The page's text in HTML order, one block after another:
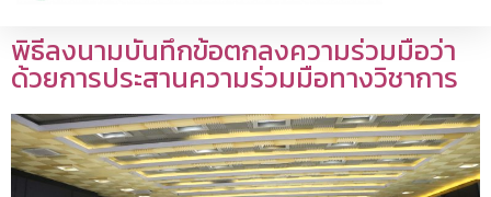
พิธีลงนามบันทึกข้อตกลงความร่วมมือว่า
ด้วยการประสานความร่วมมือทางวิชาการ